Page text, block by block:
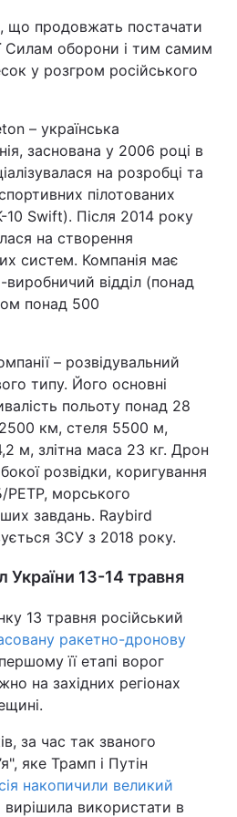
що продовжать постачати
Силам оборони і тим самим
у розгром російського
– українська
заснована у 2006 році в
на розробці та
пілотованих
10 Swift). Після 2014 року
на створення
систем. Компанія має
відділ (понад
понад 500
– розвідувальний
типу. Його основні
польоту понад 28
км, стеля 5500 м,
м, злітна маса 23 кг. Дрон
розвідки, коригування
РЕТР, морського
завдань. Raybird
ЗСУ з 2018 року.
України 13-14 травня
13 травня російський
ракетно-дронову
її етапі ворог
на західних регіонах
за час так званого
яке Трамп і Путін
накопичили великий
вирішила використати в